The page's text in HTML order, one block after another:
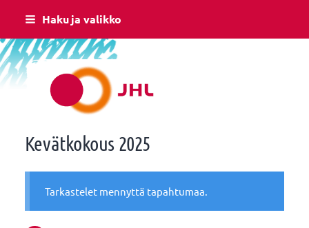
Siirry
sisältöön
Haku ja valikko
Raision JHL
Kevätkokous 2025
Tarkastelet mennyttä tapahtumaa.